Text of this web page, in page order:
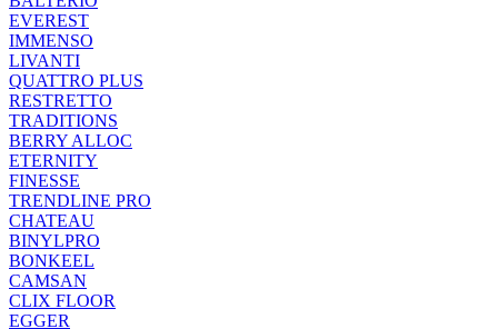
EVEREST
IMMENSO
LIVANTI
QUATTRO PLUS
RESTRETTO
TRADITIONS
BERRY ALLOC
ETERNITY
FINESSE
TRENDLINE PRO
CHATEAU
BINYLPRO
BONKEEL
CAMSAN
CLIX FLOOR
EGGER